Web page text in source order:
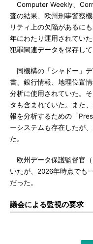
Computer Weekly、
査の結果、欧州刑事警察
リティ上の欠陥があるに
年にわたり運用されてい
犯罪関連データを保存し
同機構の「シャドー」
書、銀行情報、地理位置
分析に使用されていた。
タも含まれていた。また
報を分析するための「
ーシステムも存在したが
た。
欧州データ保護監督官
いたが、2026年時点でも
だった。
議会による監視の要求